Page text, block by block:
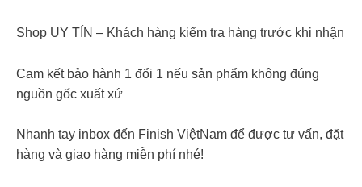
Shop UY TÍN – Khách hàng kiểm tra hàng trước khi nhận
Cam kết bảo hành 1 đổi 1 nếu sản phẩm không đúng
nguồn gốc xuất xứ
Nhanh tay inbox đến Finish ViệtNam để được tư vấn, đặt
hàng và giao hàng miễn phí nhé!